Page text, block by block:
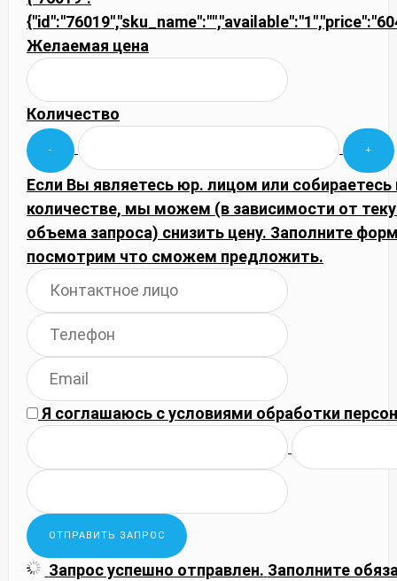
Желаемая цена
Количество
Если Вы являетесь юр. лицом или
количестве, мы можем (в зависимости от
объема запроса) снизить цену. Заполните
посмотрим что сможем предложить.
Я соглашаюсь сусловиями обработки
Запрос успешно отправлен. Заполните